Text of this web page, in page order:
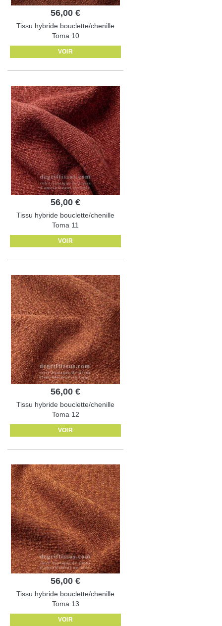
56,00 €
Tissu hybride bouclette/chenille
Toma 10
VOIR
56,00 €
Tissu hybride bouclette/chenille
Toma 11
VOIR
56,00 €
Tissu hybride bouclette/chenille
Toma 12
VOIR
56,00 €
Tissu hybride bouclette/chenille
Toma 13
VOIR